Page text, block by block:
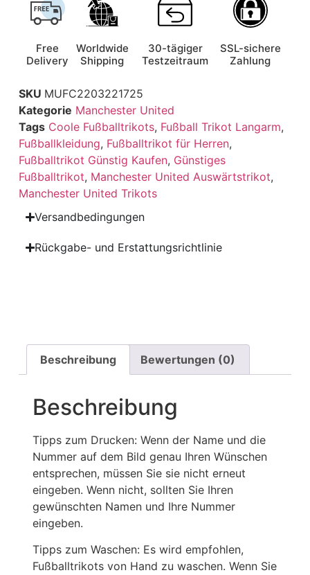
Free
Delivery
Worldwide
Shipping
30-tägiger
Testzeitraum
SSL-sichere
Zahlung
SKU MUFC2203221725
Kategorie Manchester United
Tags Coole Fußballtrikots, Fußball Trikot Langarm,
Fußballkleidung, Fußballtrikot für Herren,
Fußballtrikot Günstig Kaufen, Günstiges
Fußballtrikot, Manchester United Auswärtstrikot,
Manchester United Trikots
Versandbedingungen
Rückgabe- und Erstattungsrichtlinie
Beschreibung Bewertungen (0)
Beschreibung
Tipps zum Drucken: Wenn der Name und die
Nummer auf dem Bild genau Ihren Wünschen
entsprechen, müssen Sie sie nicht erneut
eingeben. Wenn nicht, sollten Sie Ihren
gewünschten Namen und Ihre Nummer
eingeben.
Tipps zum Waschen: Es wird empfohlen,
Fußballtrikots von Hand zu waschen. Wenn Sie